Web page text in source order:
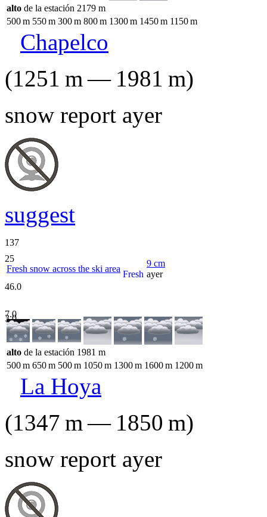
alto de la estación 2179 m
500m 550m 300m 800m 1300m 1450m 1150m
Chapelco
(1251 m— 1981 m)
snow report ayer
suggest
137
25
Fresh snow across the ski area
Fresh
9 cm
ayer
46.0
7.0
3.0
alto de la estación 1981 m
500m 650m 500m 1050m 1300m 1600m 1200m
La Hoya
(1347 m— 1850 m)
snow report ayer